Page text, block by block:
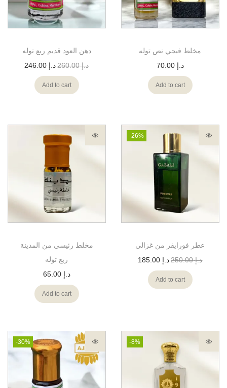
دهن العود قديم ربع توله
د.إ260.00 د.إ
Add to cart
مخلط فيجي نص توله
د.إ 70.00
Add to cart
مخلط رئيسي من المدينة
ربع توله
د.إ 65.00
Add to cart
-26%
عطر فورايفر من غزالي
د.إ250.00 د.إ
Add to cart
-30% -8%